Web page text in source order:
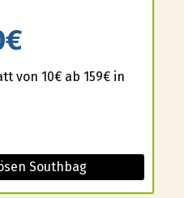
von 10€ ab 159€ in
Southbag